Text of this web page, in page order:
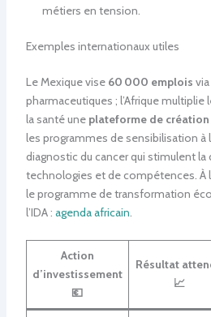
métiers en tension.
Exemples internationaux utiles
Le Mexique vise 60 000 emplois
pharmaceutiques ; l’Afrique
la santé une plateforme de
les programmes de sensibilisation à
diagnostic du cancer qui stimulent la
technologies et de compétences. À
le programme de transformation
l’IDA : agenda africain.
Action
d’investissement
💶
Résultat
📈